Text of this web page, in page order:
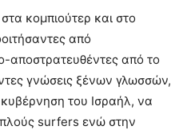
κομπιούτερ και στο
από
αποστρατευθέντες από το
γνώσεις ξένων γλωσσών,
του Ισραήλ, να
surfers ενώ στην